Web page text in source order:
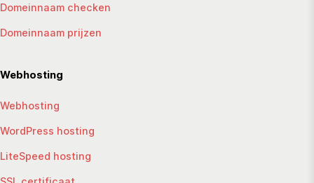
Domeinnaam checken
Domeinnaam prijzen
Webhosting
Webhosting
WordPress hosting
LiteSpeed hosting